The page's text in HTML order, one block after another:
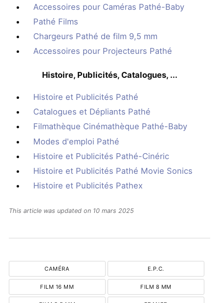
Accessoires pour Caméras Pathé-Baby
Pathé Films
Chargeurs Pathé de film 9,5 mm
Accessoires pour Projecteurs Pathé
Histoire, Publicités, Catalogues, ...
Histoire et Publicités Pathé
Catalogues et Dépliants Pathé
Filmathèque Cinémathèque Pathé-Baby
Modes d'emploi Pathé
Histoire et Publicités Pathé-Cinéric
Histoire et Publicités Pathé Movie Sonics
Histoire et Publicités Pathex
This article was updated on 10 mars 2025
CAMÉRA E.P.C.
FILM 16 MM FILM 8 MM